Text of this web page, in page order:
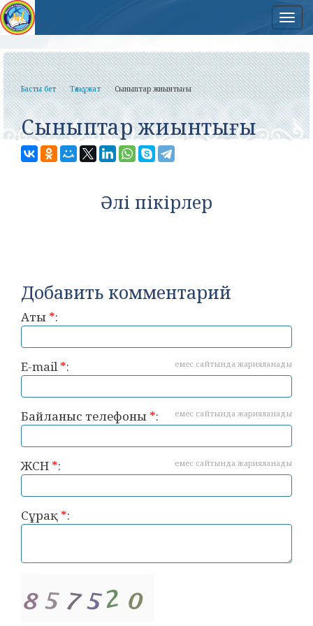
Басты бет Төлқұжат Сыныптар жиынтығы
Сыныптар жиынтығы
Әлі пікірлер
Добавить комментарий
Аты *:
E-mail*: емес сайтында жарияланады
Байланыс телефоны *: емес сайтында жарияланады
ЖСН *: емес сайтында жарияланады
Сұрақ *: